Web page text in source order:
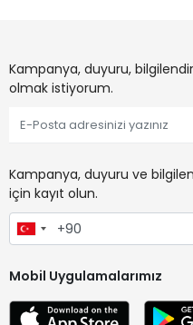
Kampanya, duyuru,
olmak istiyorum.
Kampanya, duyuru ve
için kayıt olun.
Mobil Uygulamalarımız